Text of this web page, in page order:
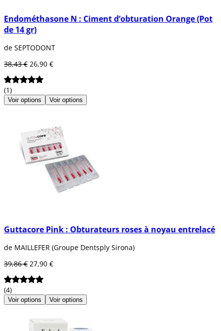
Endométhasone N : Ciment d’obturation Orange (Pot
de 14 gr)
de SEPTODONT
38,43 € 26,90 €
(1)
Voir options Voir options
Guttacore Pink : Obturateurs roses à noyau entrelacé
de MAILLEFER (Groupe Dentsply Sirona)
39,86 € 27,90 €
(4)
Voir options Voir options